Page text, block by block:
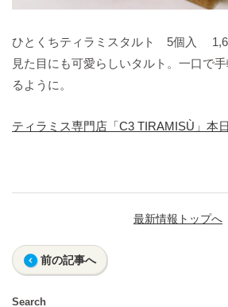
ひとくちティラミスタルト 5個入
見た目にも可愛らしいタルト。一口で
るように。
ティラミス専門店「C3 TIRAMISÙ」本
前の記事へ
最新情報トップへ
Search